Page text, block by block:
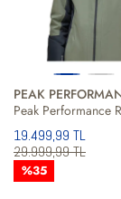
PEAK
19.499,99 TL
29.999,99 TL
%35